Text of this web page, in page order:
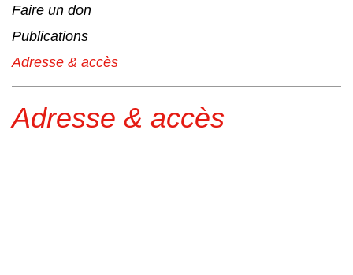
Faire un don
Publications
Adresse & accès
Adresse & accès